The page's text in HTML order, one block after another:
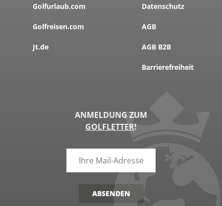
Golfurlaub.com
Golfreisen.com
Jt.de
Datenschutz
AGB
AGB B2B
Barrierefreiheit
ANMELDUNG ZUM
GOLFLETTER!
ABSENDEN